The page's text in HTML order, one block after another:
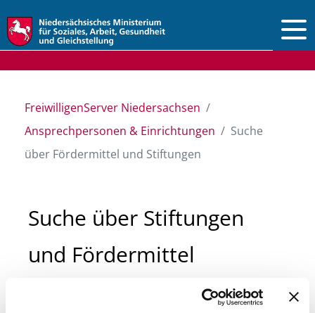
FreiwilligenServer Niedersachsen
Ansprechpersonen & Einrichtungen
Suche
über Fördermittel und Stiftungen
Suche über Stiftungen
und Fördermittel
Sie suchen finanzielle Unterstützung für ein